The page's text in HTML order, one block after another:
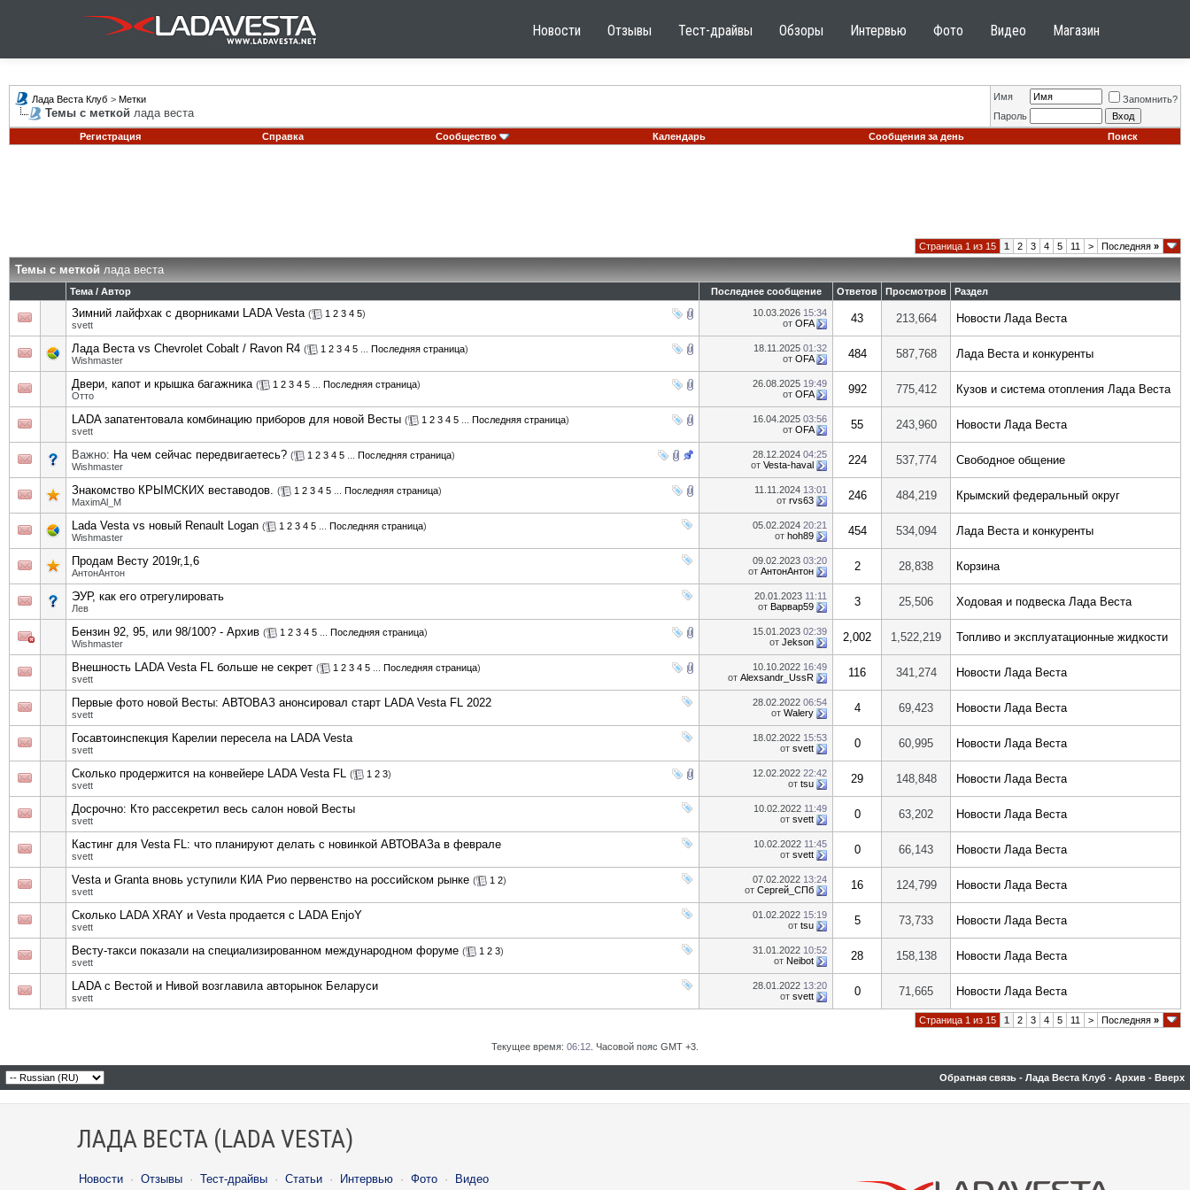
Новости Отзывы Тест-драйвы Обзоры Интервью Фото Видео Магазин
Лада Веста Клуб > Метки
Темы с меткой лада веста
Имя
Запомнить?
Пароль
Регистрация
Справка Сообщество Календарь Сообщения за день Поиск
Страница 1 из 15 1 2 3 4 5 11 > Последняя »
Темы с меткойлада веста
Тема / Автор Последнее сообщение Ответов Просмотров Раздел
Зимний лайфхак с дворниками LADA Vesta ( 1 2 3 4 5)
svett
10.03.2026 15:34
от OFA 43 213,664 Новости Лада Веста
Лада Веста vs Chevrolet Cobalt / Ravon R4 ( 1 2 3 4 5 Последняя страница)
Wishmaster
18.11.2025 01:32
от OFA 484 587,768 Лада Веста и конкуренты
Двери, капот и крышка багажника ( 1 2 3 4 5 Последняя страница)
Отто
26.08.2025 19:49
от OFA 992 775,412 Кузов и система отопления Лада Веста
LADA запатентовала комбинацию приборов для новой Весты ( 1 2 3 4 5 Последняя страница)
svett
16.04.2025 03:56
от OFA 55 243,960 Новости Лада Веста
Важно: На чем сейчас передвигаетесь? ( 1 2 3 4 5 Последняя страница)
Wishmaster
28.12.2024 04:25
от Vesta-haval 224 537,774 Свободное общение
Знакомство КРЫМСКИХ веставодов. ( 1 2 3 4 5 Последняя страница)
MaximAl_M
11.11.2024 13:01
от rvs63 246 484,219 Крымский федеральный округ
Lada Vesta vs новый Renault Logan ( 1 2 3 4 5 Последняя страница)
Wishmaster
05.02.2024 20:21
от hoh89 454 534,094 Лада Веста и конкуренты
Продам Весту 2019г,1,6
АнтонАнтон
09.02.2023 03:20
от АнтонАнтон 2 28,838 Корзина
ЭУР, как его отрегулировать
Лев
20.01.2023 11:11
от Варвар59 3 25,506 Ходовая и подвеска Лада Веста
Бензин 92, 95, или 98/100? - Архив ( 1 2 3 4 5 Последняя страница)
Wishmaster
15.01.2023 02:39
от Jekson 2,002 1,522,219 Топливо и эксплуатационные жидкости
Внешность LADA Vesta FL больше не секрет ( 1 2 3 4 5 Последняя страница)
svett
10.10.2022 16:49
от Alexsandr_UssR 116 341,274 Новости Лада Веста
Первые фото новой Весты: АВТОВАЗ анонсировал старт LADA Vesta FL 2022
svett
28.02.2022 06:54
от Walery 4 69,423 Новости Лада Веста
Госавтоинспекция Карелии пересела на LADA Vesta
svett
18.02.2022 15:53
от svett 0 60,995 Новости Лада Веста
Сколько продержится на конвейере LADA Vesta FL ( 1 2 3)
svett
12.02.2022 22:42
от tsu 29 148,848 Новости Лада Веста
Досрочно: Кто рассекретил весь салон новой Весты
svett
10.02.2022 11:49
от svett 0 63,202 Новости Лада Веста
Кастинг для Vesta FL: что планируют делать с новинкой АВТОВАЗа в феврале
svett
10.02.2022 11:45
от svett 0 66,143 Новости Лада Веста
Vesta и Granta вновь уступили КИА Рио первенство на российском рынке ( 1 2)
svett
07.02.2022 13:24
от Сергей_СПб 16 124,799 Новости Лада Веста
Сколько LADA XRAY и Vesta продается с LADA EnjoY
svett
01.02.2022 15:19
от tsu 5 73,733 Новости Лада Веста
Весту-такси показали на специализированном международном форуме ( 1 2 3)
svett
31.01.2022 10:52
от Neibot 28 158,138 Новости Лада Веста
LADA с Вестой и Нивой возглавила авторынок Беларуси
svett
28.01.2022 13:20
от svett 0 71,665 Новости Лада Веста
Страница 1 из 15 1 2 3 4 5 11 > Последняя »
Текущее время: 06:12 . Часовой пояс GMT +3.
Обратная связь - Лада Веста Клуб - Архив - Вверх
ЛАДА ВЕСТА (LADA VESTA)
Новости · Отзывы · Тест-драйвы · Статьи · Интервью · Фото · Видео